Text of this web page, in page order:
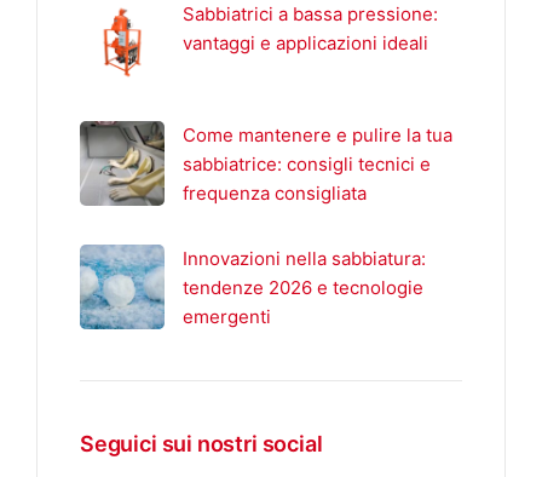
Sabbiatrici a bassa pressione:
vantaggi e applicazioni ideali
Come mantenere e pulire la tua
sabbiatrice: consigli tecnici e
frequenza consigliata
Innovazioni nella sabbiatura:
tendenze 2026 e tecnologie
emergenti
Seguici sui nostri social